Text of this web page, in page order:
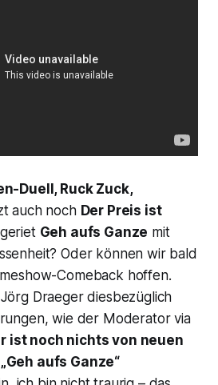
Duell, Ruck Zuck,
auch noch Der Preis ist
Geh aufs Ganze mit
Oder können wir bald
Comeback hoffen.
Draeger diesbezüglich
wie der Moderator via
ist noch nichts von neuen
aufs Ganze“